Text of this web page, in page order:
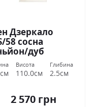
Дзеркало
58 сосна
дуб
БРВ
Висота
110.0см
Глибина
2.5см
2 570 грн